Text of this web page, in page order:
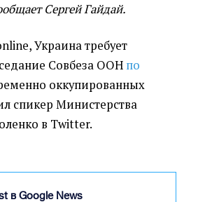
Сергей Гайдай.
Украина требует
Совбеза ООН по
оккупированных
спикер Министерства
в Twitter.
в Google News